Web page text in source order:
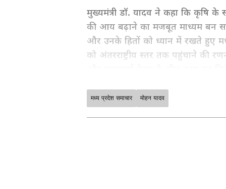
मुख्यमंत्री डॉ. यादव ने कहा कि कृषि
की आय बढ़ाने का मजबूत माध्यम बन
और उनके हितों को ध्यान में रखते हुए
को अंतरराष्ट्रीय स्तर तक पहुंचाने की
मध्य प्रदेश में सरकारी नीतियों,
मध्य प्रदेश समाचार मोहन यादव